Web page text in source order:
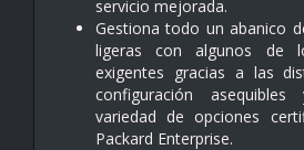
servicio mejorada.
Gestiona todo un abanico
ligeras con algunos de
exigentes gracias a las
configuración
variedad de opciones
Packard Enterprise.